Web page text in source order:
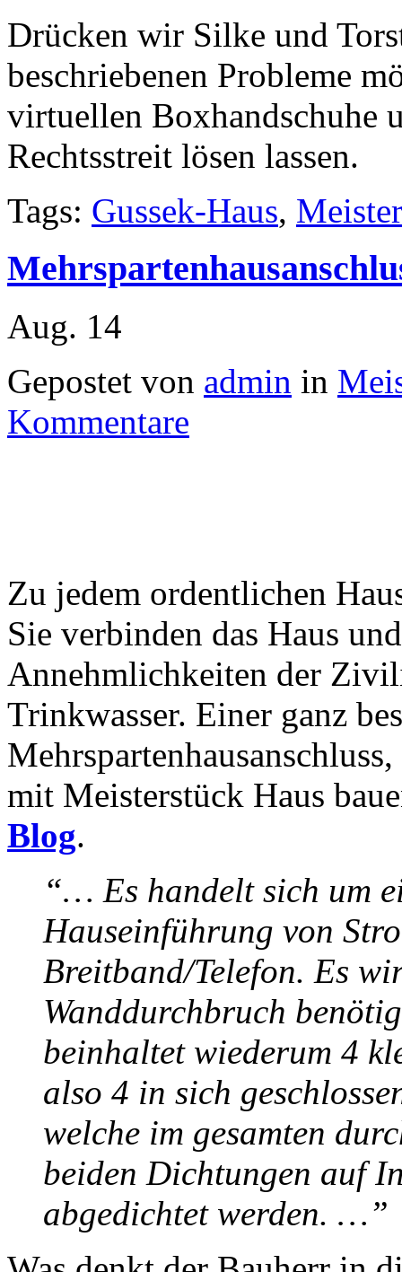
Drücken wir Silke und
beschriebenen Probleme
virtuellen Boxhandschuhe
Rechtsstreit lösen lassen.
Tags: Gussek-Haus,
Aug. 14
Gepostet von admin in
Kommentare
Zu jedem ordentlichen
Sie verbinden das Haus
Annehmlichkeiten der
Trinkwasser. Einer ganz
mit Meisterstück Haus
Blog.
“… Es handelt sich um
Hauseinführung von
Breitband/Telefon. Es
Wanddurchbruch
beinhaltet wiederum 4
also 4 in sich
welche im gesamten
beiden Dichtungen auf
abgedichtet werden. …”